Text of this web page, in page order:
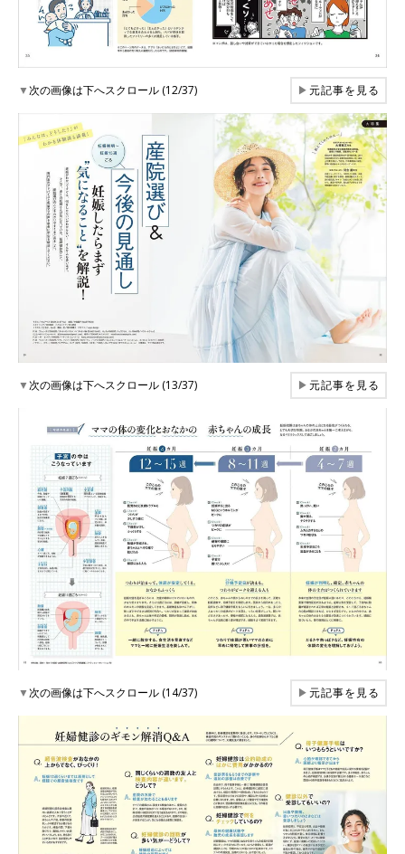
▼次の画像は下へスクロール (12/37) ▶元記事を見る
▼次の画像は下へスクロール (13/37) ▶元記事を見る
▼次の画像は下へスクロール (14/37) ▶元記事を見る